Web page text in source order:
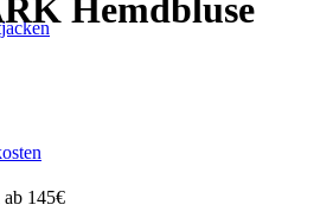
Hemdbluse
ab 145€